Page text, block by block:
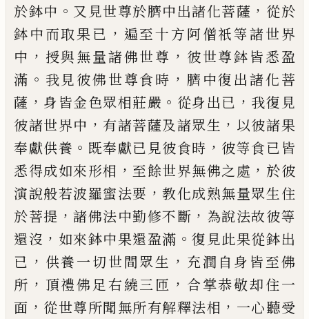
於鉢中 。 又見世尊於臍中出諸化菩薩 ， 從於
鉢中而取果已 ， 遍至十方阿僧祇等諸世界
中 ， 授與無量諸佛世尊 ， 彼世尊鉢皆悉盈
滿 。 我見彼佛世尊食時 ， 臍 中復出諸化菩
薩 ， 身皆金色眾相莊嚴 。 從身出已 ， 我復 見
彼諸世界中 ， 有諸菩薩及諸眾生 ， 以彼諸果
奉獻供養 。 既奉獻已見彼食時 ， 彼等食已皆
悉得成如來形相 ， 至餘世界無佛之處 ， 於彼
演說般若波羅蜜法要 ，教化成熟無量眾生住
於菩提 ，諸佛法中勤修不斷 ， 為說法故彼等
還沒 ， 如來鉢中果還盈滿 。復見此果從鉢出
已 ， 供養一切世間眾生 ， 充潤自身皆至佛
所 ， 頂禮佛足右繞三匝 ， 合掌恭敬却住一
面 ， 從世尊所聞無所有解釋法相 ， 一心聽受